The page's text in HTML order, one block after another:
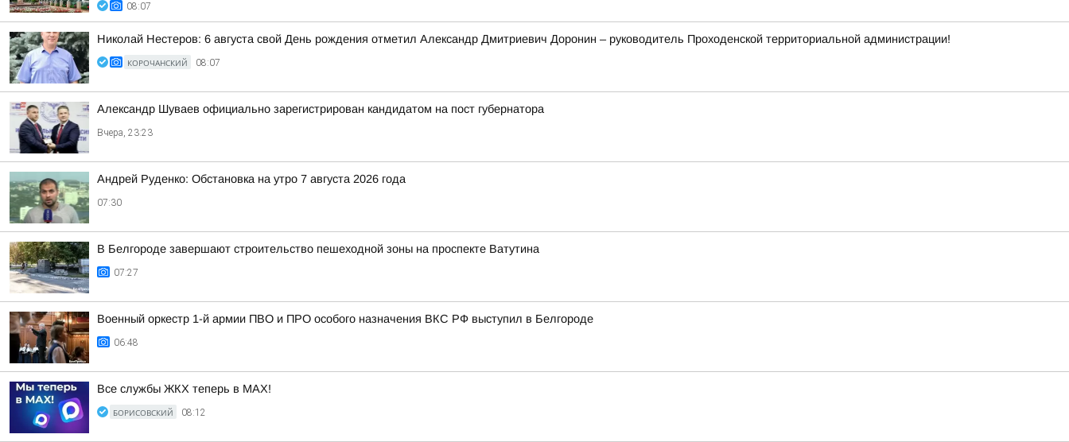
08:07
Николай Нестеров: 6 августа свой День рождения отметил Александр Дмитриевич Доронин – руководитель Проходенской территориальной администрации!
КОРОЧАНСКИЙ 08:07
Александр Шуваев официально зарегистрирован кандидатом на пост губернатора
Вчера, 23:23
Андрей Руденко: Обстановка на утро 7 августа 2026 года
07:30
В Белгороде завершают строительство пешеходной зоны на проспекте Ватутина
07:27
Военный оркестр 1-й армии ПВО и ПРО особого назначения ВКС РФ выступил в Белгороде
06:48
Все службы ЖКХ теперь в MAX!
БОРИСОВСКИЙ 08:12